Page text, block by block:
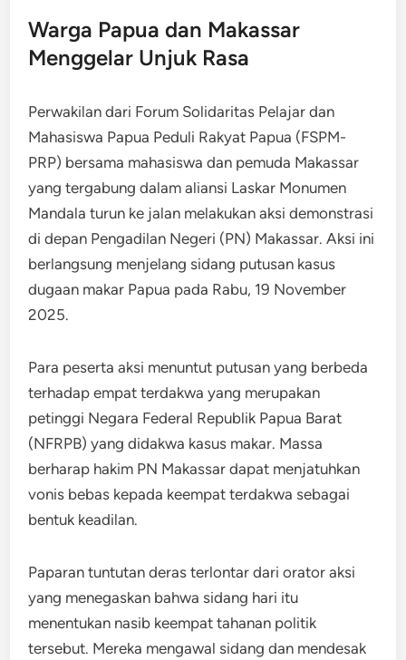
Warga Papua dan Makassar
Menggelar Unjuk Rasa
Perwakilan dari Forum Solidaritas Pelajar dan
Mahasiswa Papua Peduli Rakyat Papua (FSPM-
PRP) bersama mahasiswa dan pemuda Makassar
yang tergabung dalam aliansi Laskar Monumen
Mandala turun ke jalan melakukan aksi demonstrasi
di depan Pengadilan Negeri (PN) Makassar. Aksi ini
berlangsung menjelang sidang putusan kasus
dugaan makar Papua pada Rabu, 19 November
2025.
Para peserta aksi menuntut putusan yang berbeda
terhadap empat terdakwa yang merupakan
petinggi Negara Federal Republik Papua Barat
(NFRPB) yang didakwa kasus makar. Massa
berharap hakim PN Makassar dapat menjatuhkan
vonis bebas kepada keempat terdakwa sebagai
bentuk keadilan.
Paparan tuntutan deras terlontar dari orator aksi
yang menegaskan bahwa sidang hari itu
menentukan nasib keempat tahanan politik
tersebut. Mereka mengawal sidang dan mendesak